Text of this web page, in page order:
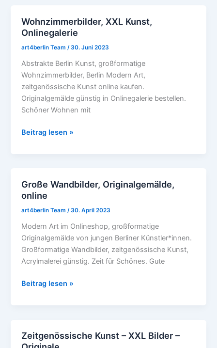
Wohnzimmerbilder, XXL Kunst,
Onlinegalerie
art4berlin Team/30. Juni 2023
Abstrakte Berlin Kunst, großformatige
Wohnzimmerbilder, Berlin Modern Art,
zeitgenössische Kunst online kaufen.
Originalgemälde günstig in Onlinegalerie bestellen.
Schöner Wohnen mit
Wohnzimmerbilder,
XXL
Kunst,
Beitrag lesen »
Große Wandbilder, Originalgemälde,
online
art4berlin Team/30. April 2023
Modern Art im Onlineshop, großformatige
Originalgemälde von jungen Berliner Künstler*innen.
Großformatige Wandbilder, zeitgenössische Kunst,
Acrylmalerei günstig. Zeit für Schönes. Gute
Große
Wandbilder,
Originalgemälde,
Beitrag lesen »
Zeitgenössische Kunst – XXL Bilder –
Zeitgenössische